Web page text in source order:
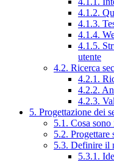
4.1.2.
4.1.3.
4.1.4.
4.1.5.
utente
4.2. Ricerca
4.2.1.
4.2.2.
4.2.3.
5. Progettazione dei
5.1. Cosa
5.2.
5.3. Definire il
5.3.1.